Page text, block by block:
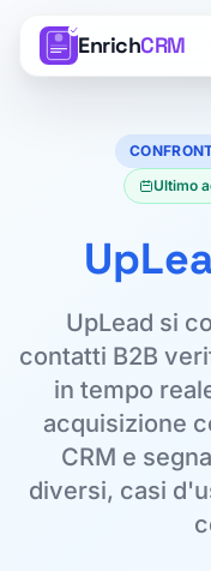
EnrichCRM
Ultimo
UpLead si
contatti B2B
in tempo
acquisizione
CRM e
diversi, casi